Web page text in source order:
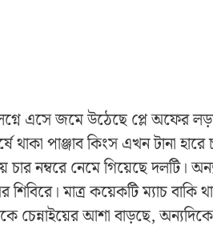
এসে জমে উঠেছে প্লে অফের
থাকা পাঞ্জাব কিংস এখন টানা
চার নম্বরে নেমে গিয়েছে
শিবিরে। মাত্র কয়েকটি ম্যাচ
চেন্নাইয়ের আশা বাড়ছে,